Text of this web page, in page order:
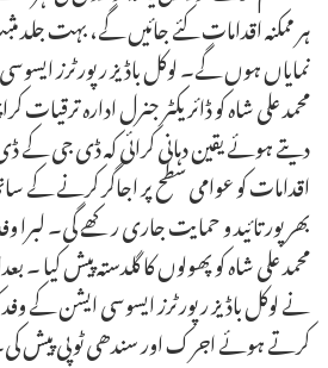
ہر ممکنہ اقدامات کئے جائیں گے، بہت
نمایاں ہوں گے۔ لوکل باڈیز رپورٹرز
محمد علی شاہ کو ڈائریکٹر جنرل ادارہ ترقیات
دیتے ہوئے یقین دہانی کرائی کہ ڈی جی
اقدامات کو عوامی سطح پر اجاگر کرنے کے
بھرپور تائید و حمایت جاری رکھے گی۔
محمد علی شاہ کو پھولوں کا گلدستہ پیش
نے لوکل باڈیز رپورٹرز ایسوسی ایشن کے
کرتے ہوئے اجرک اور سندھی ٹوپی پیش